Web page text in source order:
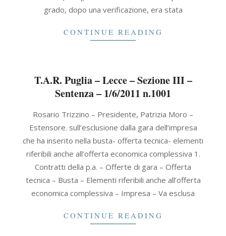
grado, dopo una verificazione, era stata
CONTINUE READING
T.A.R. Puglia – Lecce – Sezione III –
Sentenza – 1/6/2011 n.1001
06-
01
Rosario Trizzino – Presidente, Patrizia Moro –
Estensore. sull’esclusione dalla gara dell’impresa
che ha inserito nella busta- offerta tecnica- elementi
riferibili anche all’offerta economica complessiva 1.
Contratti della p.a. – Offerte di gara – Offerta
tecnica – Busta – Elementi riferibili anche all’offerta
economica complessiva – Impresa – Va esclusa
CONTINUE READING